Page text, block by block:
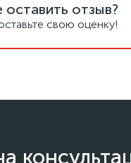
оставить отзыв?
свою оценку!